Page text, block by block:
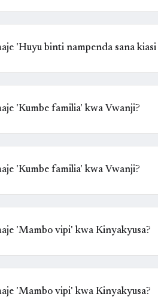
'Huyu binti nampenda sana
'Kumbe familia' kwa Vwanji?
'Kumbe familia' kwa Vwanji?
'Mambo vipi' kwa Kinyakyusa?
'Mambo vipi' kwa Kinyakyusa?